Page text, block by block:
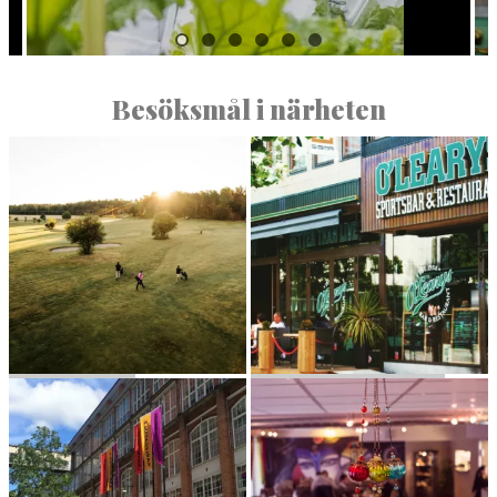
Besöksmål i närheten
HÄL­LA GOLF O’LEARYS — VÄSTERÅS